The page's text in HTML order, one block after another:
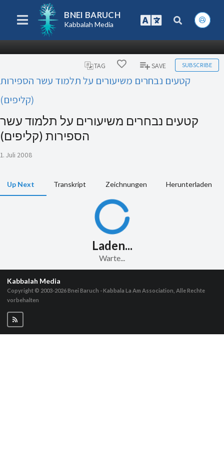
BNEI BARUCH
Kabbalah Media
TAG SAVE SUBSCRIBE
קטעים נבחרים משיעורים על תלמוד עשר הספירות
(קליפים)
קטעים נבחרים משיעורים על תלמוד עשר
הספירות (קליפים)
1. Juli 2008
Up Next Transkript Zeichnungen Herunterladen
Laden...
Warte...
Kabbalah Media
Copyright © 2003-2026Bnei Baruch - Kabbala La Am Association, Alle Rechte
vorbehalten